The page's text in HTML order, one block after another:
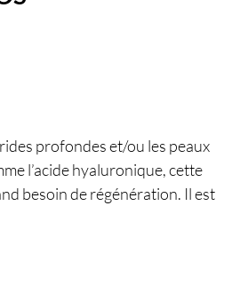
profondes et/ou les peaux
l’acide hyaluronique, cette
besoin de régénération. Il est